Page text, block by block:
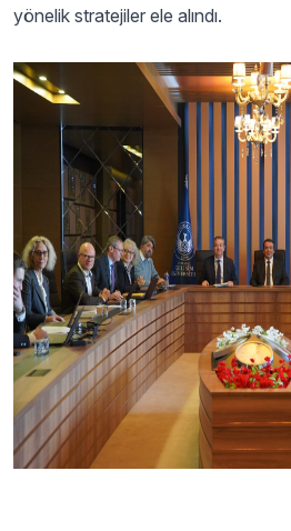
yönelik stratejiler ele alındı.